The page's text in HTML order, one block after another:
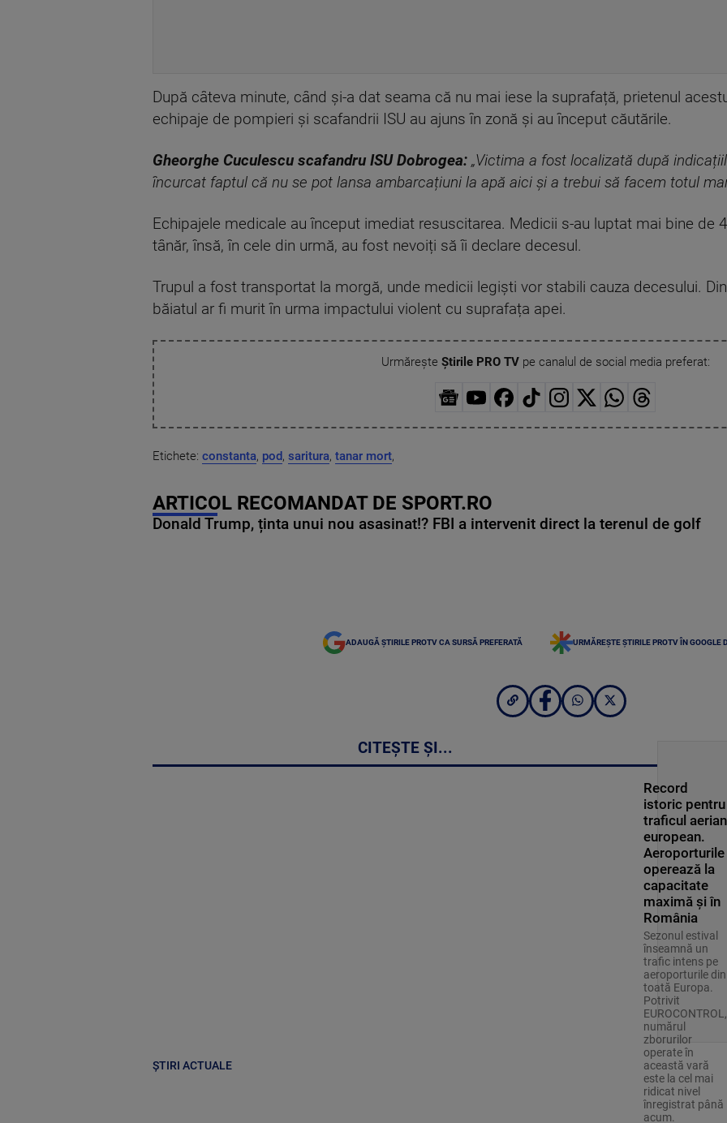
După câteva minute, când și-a dat seama că nu mai iese la suprafață, prietenul
echipaje de pompieri și scafandrii ISU au ajuns în zonă și au început căutările.
Gheorghe Cuculescu scafandru ISU Dobrogea: „Victima a fost localizată după
încurcat faptul că nu se pot lansa ambarcațiuni la apă aici și a trebui să facem totul
Echipajele medicale au început imediat resuscitarea. Medicii s-au luptat mai bine de
tânăr, însă, în cele din urmă, au fost nevoiți să îi declare decesul.
Trupul a fost transportat la morgă, unde medicii legiști vor stabili cauza decesului.
băiatul ar fi murit în urma impactului violent cu suprafața apei.
Urmărește Știrile PRO TVpe canalul de social media preferat:
Etichete: constanta, pod, saritura, tanar mort,
ARTICOL RECOMANDAT DE SPORT.RO
Donald Trump, ținta unui nou asasinat!? FBI a intervenit direct la terenul de golf
ADAUGĂ ȘTIRILE PROTV CA SURSĂ PREFERATĂ URMĂREȘTE ȘTIRILE PROTV ÎN GOOGLE
CITEȘTE ȘI...
ȘTIRI ACTUALE
Record
istoric pentru
traficul aerian
european.
Aeroporturile
operează la
capacitate
maximă și în
România
Sezonul estival
înseamnă un
trafic intens pe
aeroporturile din
toată Europa.
Potrivit
EUROCONTROL,
numărul
zborurilor
operate în
această vară
este la cel mai
ridicat nivel
înregistrat până
acum.